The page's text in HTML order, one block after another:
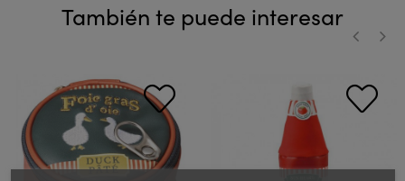
También te puede interesar